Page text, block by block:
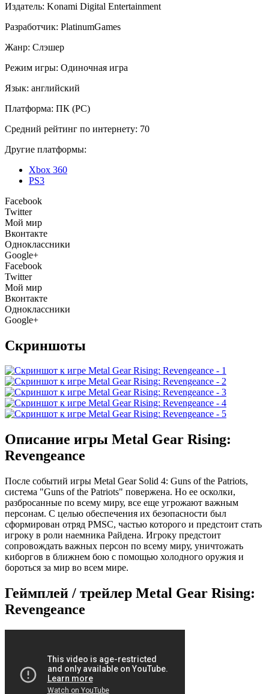
Издатель: Konami Digital Entertainment
Разработчик: PlatinumGames
Жанр: Слэшер
Режим игры: Одиночная игра
Язык: английский
Платформа: ПК (PC)
Средний рейтинг по интернету: 70
Другие платформы:
Xbox 360
PS3
Facebook
Twitter
Мой мир
Вконтакте
Одноклассники
Google+
Facebook
Twitter
Мой мир
Вконтакте
Одноклассники
Google+
Скриншоты
Описание игры Metal Gear Rising:
Revengeance
После событий игры Metal Gear Solid 4: Guns of the Patriots,
система "Guns of the Patriots" повержена. Но ее осколки,
разбросанные по всему миру, все еще угрожают важным
персонам. С целью обеспечения их безопасности был
сформирован отряд PMSC, частью которого и предстоит стать
игроку в роли наемника Райдена. Игроку предстоит
сопровождать важных персон по всему миру, уничтожать
киборгов в ближнем бою с помощью холодного оружия и
бороться за мир во всем мире.
Геймплей / трейлер Metal Gear Rising:
Revengeance